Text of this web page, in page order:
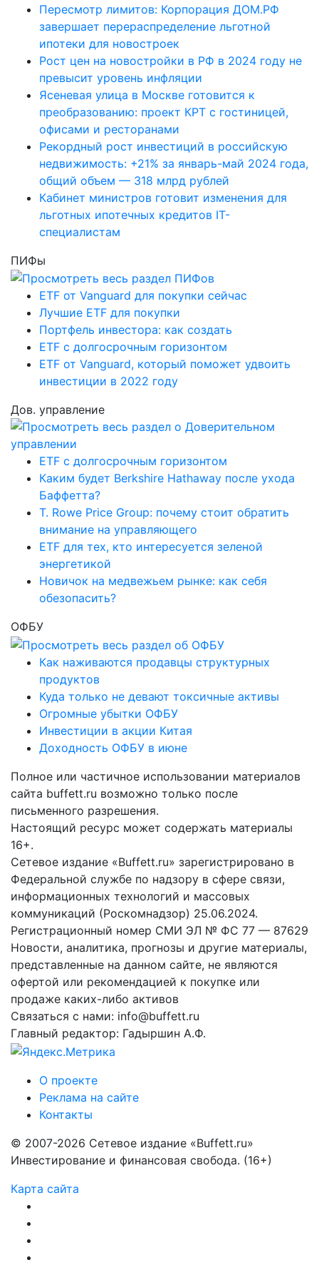
Пересмотр лимитов: Корпорация ДОМ.РФ
завершает перераспределение льготной
ипотеки для новостроек
Рост цен на новостройки в РФ в 2024 году не
превысит уровень инфляции
Ясеневая улица в Москве готовится к
преобразованию: проект КРТ с гостиницей,
офисами и ресторанами
Рекордный рост инвестиций в российскую
недвижимость: +21% за январь-май 2024 года,
общий объем — 318 млрд рублей
Кабинет министров готовит изменения для
льготных ипотечных кредитов IT-
специалистам
ПИФы
ETF от Vanguard для покупки сейчас
Лучшие ETF для покупки
Портфель инвестора: как создать
ETF с долгосрочным горизонтом
ETF от Vanguard, который поможет удвоить
инвестиции в 2022 году
Дов. управление
ETF с долгосрочным горизонтом
Каким будет Berkshire Hathaway после ухода
Баффетта?
T. Rowe Price Group: почему стоит обратить
внимание на управляющего
ETF для тех, кто интересуется зеленой
энергетикой
Новичок на медвежьем рынке: как себя
обезопасить?
ОФБУ
Как наживаются продавцы структурных
продуктов
Куда только не девают токсичные активы
Огромные убытки ОФБУ
Инвестиции в акции Китая
Доходность ОФБУ в июне
Полное или частичное использовании материалов
сайта buffett.ru возможно только после
письменного разрешения.
Настоящий ресурс может содержать материалы
16+.
Сетевое издание «Buffett.ru» зарегистрировано в
Федеральной службе по надзору в сфере связи,
информационных технологий и массовых
коммуникаций (Роскомнадзор) 25.06.2024.
Регистрационный номер СМИ ЭЛ № ФС 77 — 87629
Новости, аналитика, прогнозы и другие материалы,
представленные на данном сайте, не являются
офертой или рекомендацией к покупке или
продаже каких-либо активов
Связаться с нами: info@buffett.ru
Главный редактор: Гадыршин А.Ф.
О проекте
Реклама на сайте
Контакты
© 2007-2026 Сетевое издание «Buffett.ru»
Инвестирование и финансовая свобода. (16+)
Карта сайта